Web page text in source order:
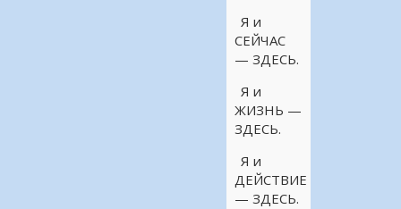
Я и
СЕЙЧАС
— ЗДЕСЬ.
Я и
ЖИЗНЬ —
ЗДЕСЬ.
Я и
ДЕЙСТВИЕ
— ЗДЕСЬ.